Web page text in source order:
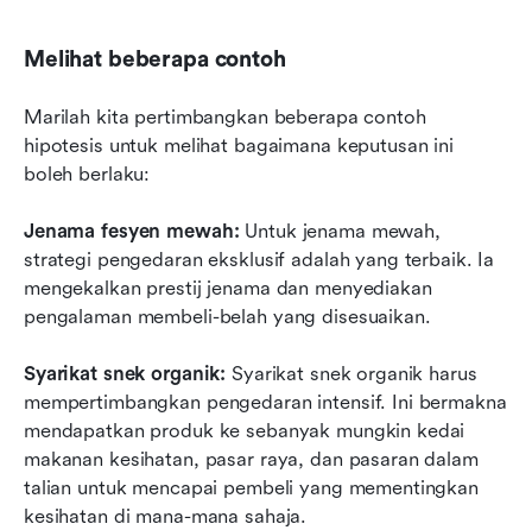
Melihat beberapa contoh
Marilah kita pertimbangkan beberapa contoh
hipotesis untuk melihat bagaimana keputusan ini
boleh berlaku:
Jenama fesyen mewah: Untuk jenama mewah,
strategi pengedaran eksklusif adalah yang terbaik. Ia
mengekalkan prestij jenama dan menyediakan
pengalaman membeli-belah yang disesuaikan.
Syarikat snek organik: Syarikat snek organik harus
mempertimbangkan pengedaran intensif. Ini bermakna
mendapatkan produk ke sebanyak mungkin kedai
makanan kesihatan, pasar raya, dan pasaran dalam
talian untuk mencapai pembeli yang mementingkan
kesihatan di mana-mana sahaja.